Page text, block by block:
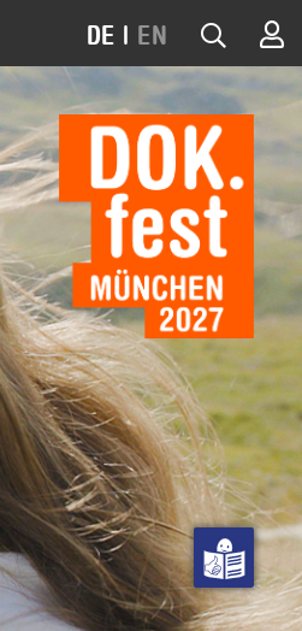
DE | EN